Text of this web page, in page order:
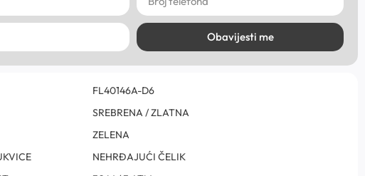
Obavijesti me
FL40146A-D6
SREBRENA / ZLATNA
ZELENA
NEHRĐAJUĆI ČELIK